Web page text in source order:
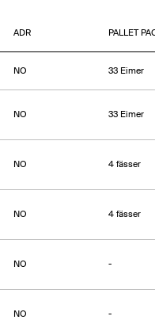
ADR PALLET
NO 33 Eimer
NO 33 Eimer
NO 4 fässer
NO 4 fässer
NO -
NO -